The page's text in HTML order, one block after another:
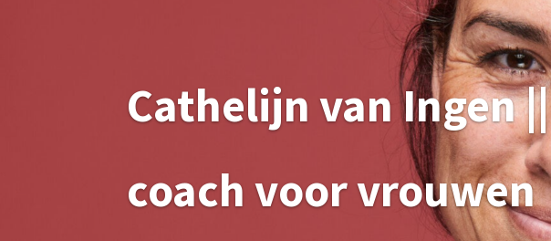
Cathelijn van Ingen ||
coach voor vrouwen